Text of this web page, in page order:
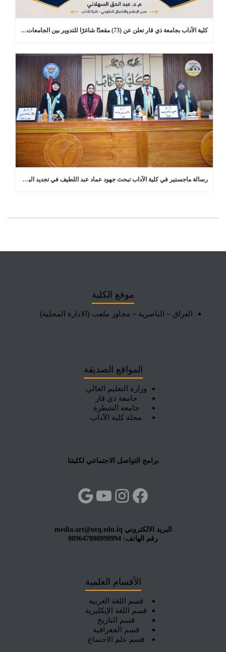
كلية الآداب بجامعة ذي قار تعلن عن (73) مقعدًا شاغرًا للتدوير بين الجامعات في برامج الدراسات العليا
رسالة ماجستير في كلية الآداب تبحث جهود عماد عبد اللطيف في تجديد البلاغة العربية
موقع الكلية
العراق – الناصرية – مجاور ملعب (الادارة المحلية)
المواقع الصديقة
وزارة التعليم العالي
جامعة ذي قار
جامعة الشطرة
مجلة كلية الآداب
برامج التواصل الاجتماعي لكليتنا
فيسبوك
إنستجرام
يوتيوب
البريد الالكتروني media.art@utq.edu.iq
رقم الهاتف: 009647800998994
الأقسام العلمية
قسم اللغة العربية
قسم اللغة الإنكليزية
قسم التاريخ
قسم الجغرافية
قسم علم الاجتماع